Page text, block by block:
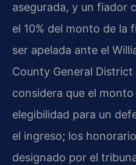
asegurada, y un fiador
el 10% del monto de la
ser apelada ante el
County General
considera que el monto
elegibilidad para un
el ingreso; los
designado por el